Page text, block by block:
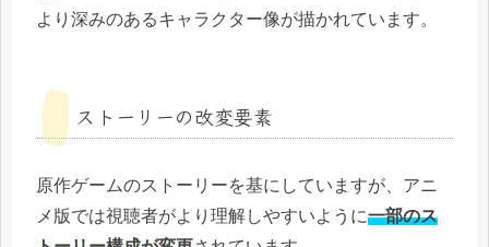
より深みのあるキャラクター像が描かれています。
ストーリーの改変要素
原作ゲームのストーリーを基にしていますが、アニ
メ版では視聴者がより理解しやすいように一部のス